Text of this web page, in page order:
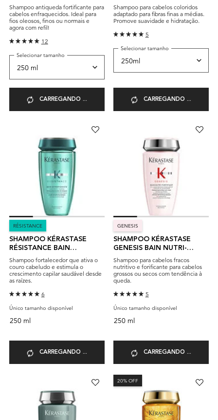
FORTIFIANT
Shampoo antiqueda fortificante para
cabelos enfraquecidos. Ideal para
fios oleosos, finos ou normais e
agora com refil!
12
Selecionar tamanho
CARREGANDO ...
CHROMA RESPECT
Shampoo para cabelos coloridos
adaptado para fibras finas a médias.
Promove suavidade e hidratação.
5
Selecionar tamanho
CARREGANDO ...
RÉSISTANCE
SHAMPOO KÉRASTASE
RÉSISTANCE BAIN
EXTENTIONISTE
Shampoo fortalecedor que ativa o
couro cabeludo e estimula o
crescimento capilar saudável desde
as raízes.
6
Único tamanho disponível
250 ml
CARREGANDO ...
GENESIS
SHAMPOO KÉRASTASE
GENESIS BAIN NUTRI-
FORTIFIANT
Shampoo para cabelos fracos
nutritivo e forificante para cabelos
grossos ou secos com tendência à
queda.
5
Único tamanho disponível
250 ml
CARREGANDO ...
20% OFF